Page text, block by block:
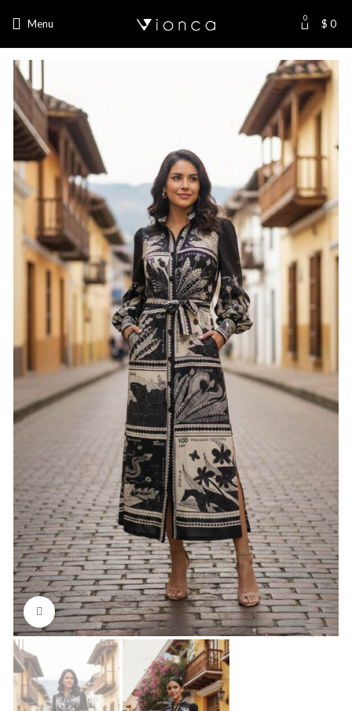
Menu 0 $ 0
Click to enlarge